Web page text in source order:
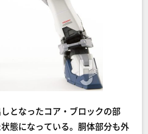
となったコア・ブロックの部
態になっている。胴体部分も外